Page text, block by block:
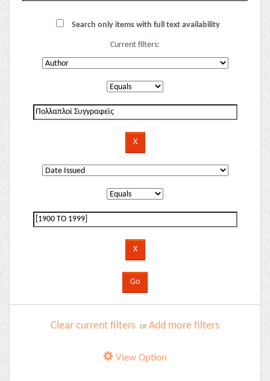
Search only items with full text availability
Current filters:
Clear current filters or Add more filters
View Option